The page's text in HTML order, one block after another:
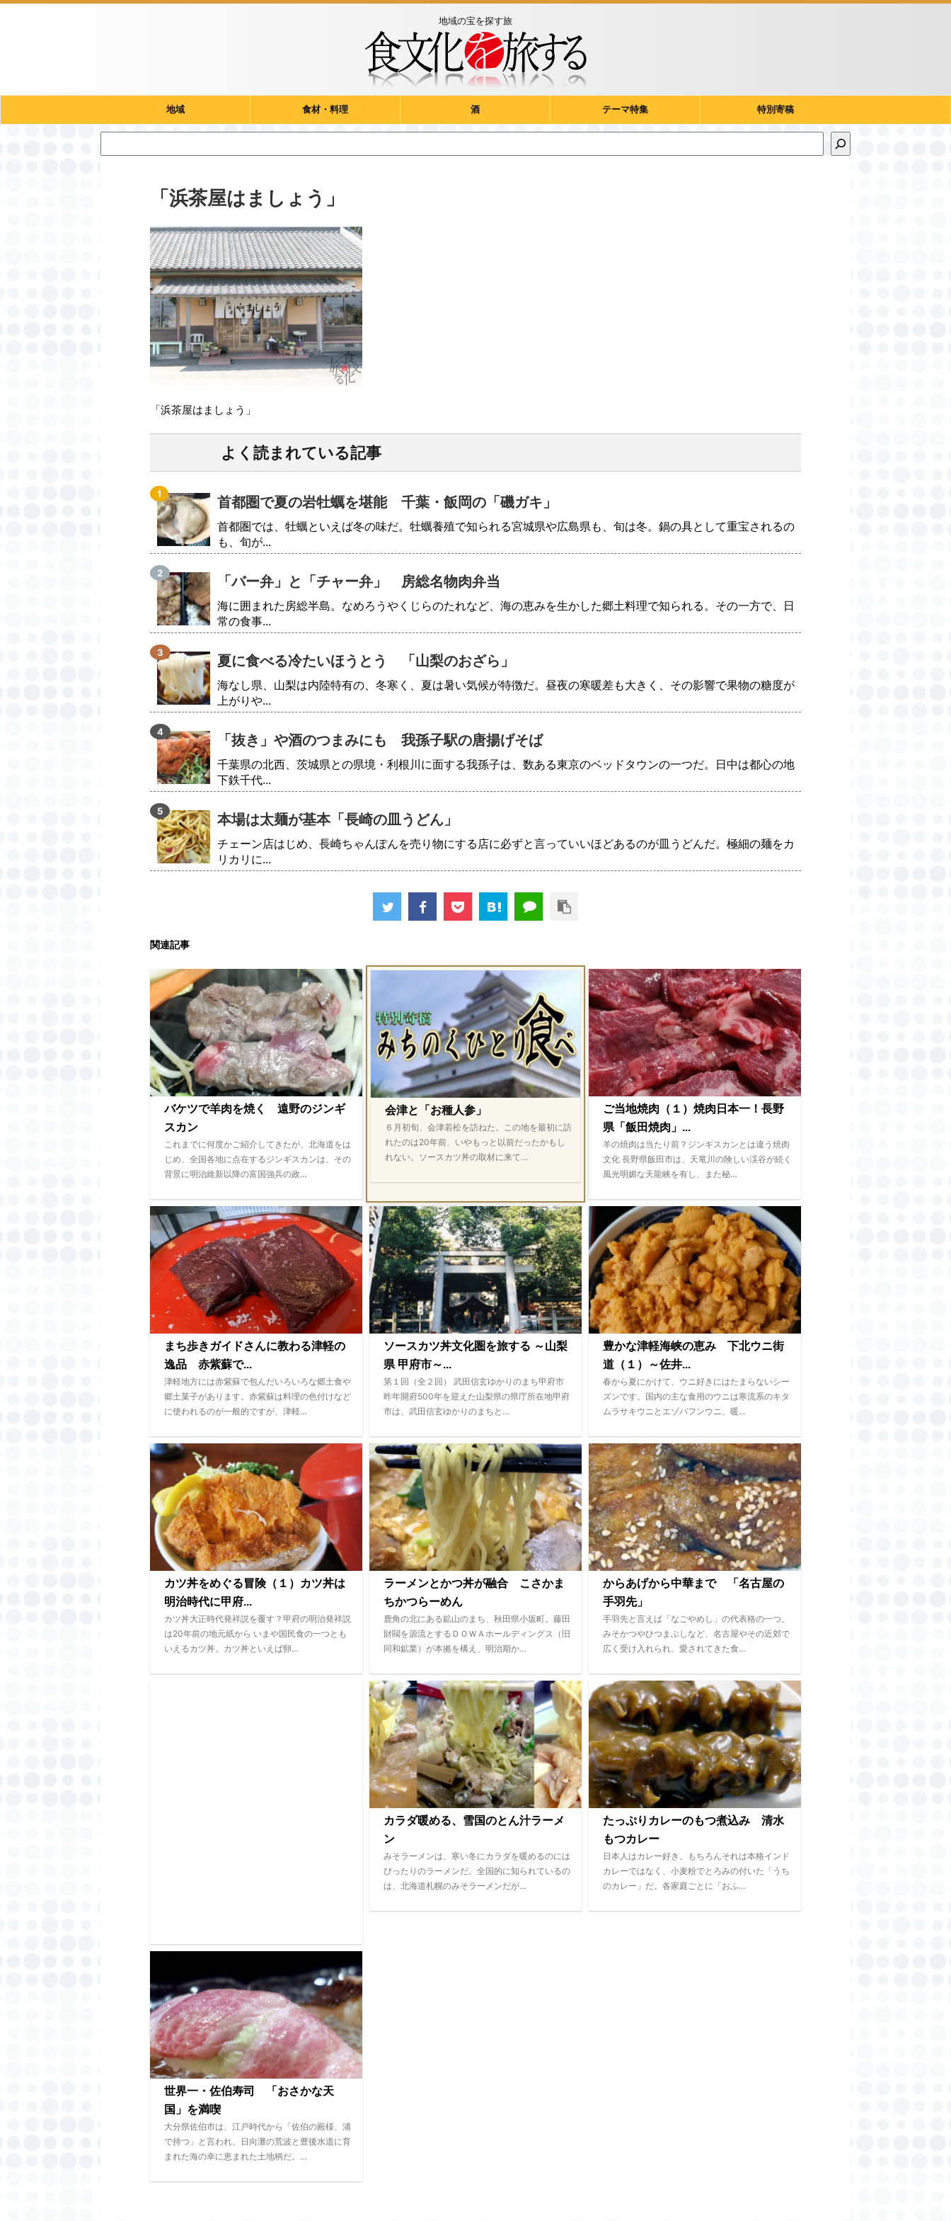
地域の宝を探す旅
地域 食材・料理 酒 テーマ特集 特別寄稿
「浜茶屋はましょう」
「浜茶屋はましょう」
よく読まれている記事
首都圏で夏の岩牡蠣を堪能 千葉・飯岡の「磯ガキ」
首都圏では、牡蠣といえば冬の味だ。牡蠣養殖で知られる宮城県や広島県も、旬は冬。鍋の具として重宝されるの
も、旬が...
「バー弁」と「チャー弁」 房総名物肉弁当
海に囲まれた房総半島。なめろうやくじらのたれなど、海の恵みを生かした郷土料理で知られる。その一方で、日
常の食事...
夏に食べる冷たいほうとう 「山梨のおざら」
海なし県、山梨は内陸特有の、冬寒く、夏は暑い気候が特徴だ。昼夜の寒暖差も大きく、その影響で果物の糖度が
上がりや...
「抜き」や酒のつまみにも 我孫子駅の唐揚げそば
千葉県の北西、茨城県との県境・利根川に面する我孫子は、数ある東京のベッドタウンの一つだ。日中は都心の地
下鉄千代...
本場は太麺が基本「長崎の皿うどん」
チェーン店はじめ、長崎ちゃんぽんを売り物にする店に必ずと言っていいほどあるのが皿うどんだ。極細の麺をカ
リカリに...
関連記事
バケツで羊肉を焼く 遠野のジンギ
スカン
これまでに何度かご紹介してきたが、北海道をは
じめ、全国各地に点在するジンギスカンは、その
背景に明治維新以降の富国強兵の政…
会津と「お種人参」
６月初旬、会津若松を訪ねた。この地を最初に訪
れたのは20年前、いやもっと以前だったかもし
れない。ソースカツ丼の取材に来て…
ご当地焼肉（１）焼肉日本一！長野
県「飯田焼肉」...
羊の焼肉は当たり前？ジンギスカンとは違う焼肉
文化 長野県飯田市は、天竜川の険しい渓谷が続く
風光明媚な天龍峡を有し、また秘…
まち歩きガイドさんに教わる津軽の
逸品 赤紫蘇で...
津軽地方には赤紫蘇で包んだいろいろな郷土食や
郷土菓子があります。赤紫蘇は料理の色付けなど
に使われるのが一般的ですが、津軽…
ソースカツ丼文化圏を旅する ～山梨
県 甲府市～...
第１回（全２回） 武田信玄ゆかりのまち甲府市
昨年開府500年を迎えた山梨県の県庁所在地甲府
市は、武田信玄ゆかりのまちと…
豊かな津軽海峡の恵み 下北ウニ街
道（１）～佐井...
春から夏にかけて、ウニ好きにはたまらないシー
ズンです。国内の主な食用のウニは寒流系のキタ
ムラサキウニとエゾバフンウニ、暖…
カツ丼をめぐる冒険（１）カツ丼は
明治時代に甲府...
カツ丼大正時代発祥説を覆す？甲府の明治発祥説
は20年前の地元紙から いまや国民食の一つとも
いえるカツ丼。カツ丼といえば卵…
ラーメンとかつ丼が融合 こさかま
ちかつらーめん
鹿角の北にある鉱山のまち、秋田県小坂町。藤田
財閥を源流とするＤＯＷＡホールディングス（旧
同和鉱業）が本拠を構え、明治期か…
からあげから中華まで 「名古屋の
手羽先」
手羽先と言えば「なごやめし」の代表格の一つ。
みそかつやひつまぶしなど、名古屋やその近郊で
広く受け入れられ、愛されてきた食…
カラダ暖める、雪国のとん汁ラーメ
ン
みそラーメンは、寒い冬にカラダを暖めるのには
ぴったりのラーメンだ。全国的に知られているの
は、北海道札幌のみそラーメンだが…
たっぷりカレーのもつ煮込み 清水
もつカレー
日本人はカレー好き。もちろんそれは本格インド
カレーではなく、小麦粉でとろみの付いた「うち
のカレー」だ。各家庭ごとに「おふ…
世界一・佐伯寿司 「おさかな天
国」を満喫
大分県佐伯市は、江戸時代から「佐伯の殿様、浦
で持つ」と言われ、日向灘の荒波と豊後水道に育
まれた海の幸に恵まれた土地柄だ。…